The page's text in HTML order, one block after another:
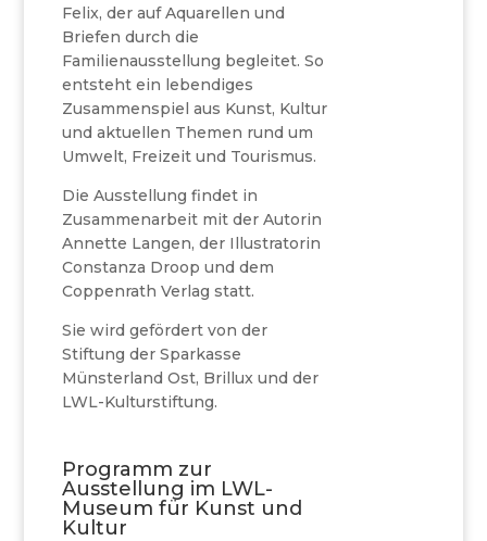
Felix, der auf Aquarellen und
Briefen durch die
Familienausstellung begleitet. So
entsteht ein lebendiges
Zusammenspiel aus Kunst, Kultur
und aktuellen Themen rund um
Umwelt, Freizeit und Tourismus.
Die Ausstellung findet in
Zusammenarbeit mit der Autorin
Annette Langen, der Illustratorin
Constanza Droop und dem
Coppenrath Verlag statt.
Sie wird gefördert von der
Stiftung der Sparkasse
Münsterland Ost, Brillux und der
LWL-Kulturstiftung.
Programm zur
Ausstellung im LWL-
Museum für Kunst und
Kultur